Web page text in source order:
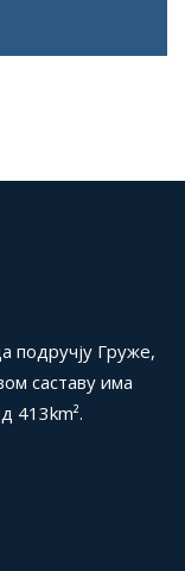
подручју Груже,
саставу има
413km².